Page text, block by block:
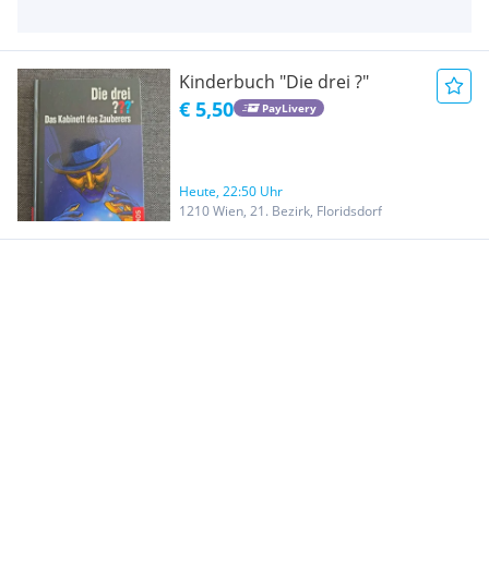
Kinderbuch "Die drei ?"
€ 5,50 PayLivery
Heute, 22:50 Uhr
1210 Wien, 21. Bezirk, Floridsdorf